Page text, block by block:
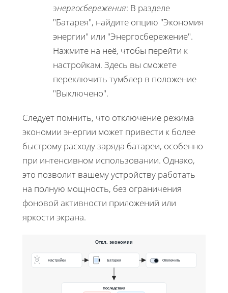
энергосбережения: В разделе
"Батарея", найдите опцию "Экономия
энергии" или "Энергосбережение".
Нажмите на неё, чтобы перейти к
настройкам. Здесь вы сможете
переключить тумблер в положение
"Выключено".
Следует помнить, что отключение режима
экономии энергии может привести к более
быстрому расходу заряда батареи, особенно
при интенсивном использовании. Однако,
это позволит вашему устройству работать
на полную мощность, без ограничения
фоновой активности приложений или
яркости экрана.
Откл. экономии
Настройки Батарея Отключить
Последствия